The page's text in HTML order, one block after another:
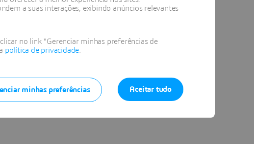
a suas interações, exibindo anúncios relevantes
no link "Gerenciar minhas preferências de
política de privacidade
Aceitar tudo
minhas preferências